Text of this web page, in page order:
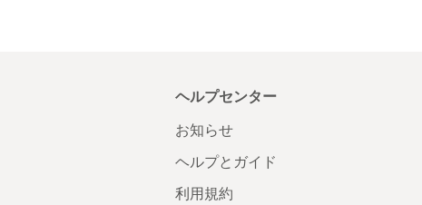
ヘルプセンター
お知らせ
ヘルプとガイド
利用規約